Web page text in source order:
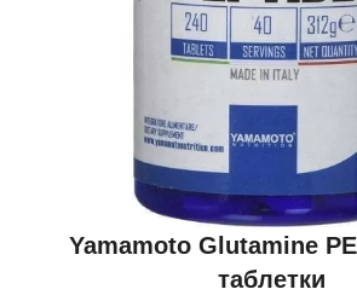
Yamamoto Glutamine
таблетки